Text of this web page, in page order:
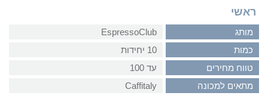
ראשי
מותג
EspressoClub
כמות
10 יחידות
טווח מחירים
עד 100
מתאים למכונה
Caffitaly